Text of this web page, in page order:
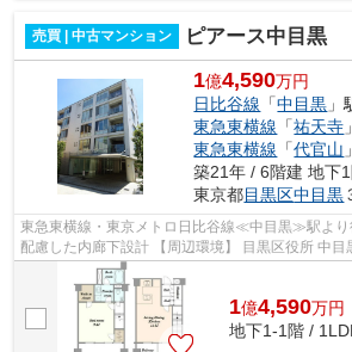
売買 | 中古マンション ピアース中目黒
1億4,590万円
日比谷線 「中目黒 」
東急東横線 「祐天寺
東急東横線 「代官山
築21年 / 6階建 地下
東京都目黒区中目黒
東急東横線・東京メトロ日比谷線≪中目黒≫駅より徒歩7分 プラ
配慮した内廊下設計 【周辺環境】 目黒区役所 中目黒駅前郵便局 まいばすけ
っと 目黒中央中学校 中目黒小学校
1億4,590万円
地下1-1階 /